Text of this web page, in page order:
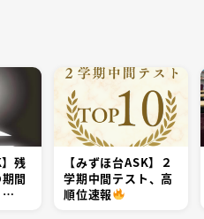
】残
間
…
【みずほ台ASK】２
学期中間テスト、高
順位速報